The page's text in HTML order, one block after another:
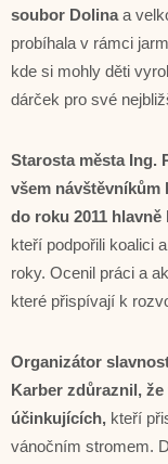
soubor Dolinaa
probíhala v rámci
kde si mohly děti
dárček pro své
Starosta města Ing.
všem návštěvníkům
do roku 2011
kteří podpořili koalici
roky. Ocenil práci a
které přispívají k
Organizátor
Karber zdůraznil,
účinkujících, kteří
vánočním stromem.